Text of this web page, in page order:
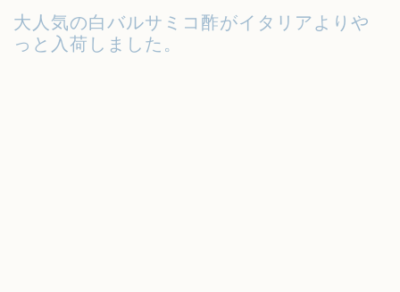
大人気の白バルサミコ酢がイタリアよりや
っと入荷しました。